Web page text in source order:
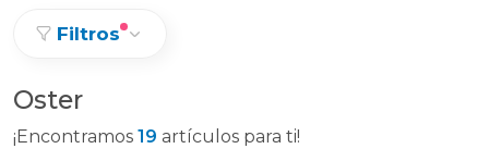
Filtros
Oster
¡Encontramos 19 artículos para ti!